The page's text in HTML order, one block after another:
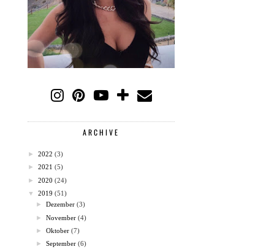
ARCHIVE
► 2022 (3)
► 2021 (5)
► 2020 (24)
▼
2019 (51)
►Dezember (3)
►November (4)
►Oktober (7)
►September (6)